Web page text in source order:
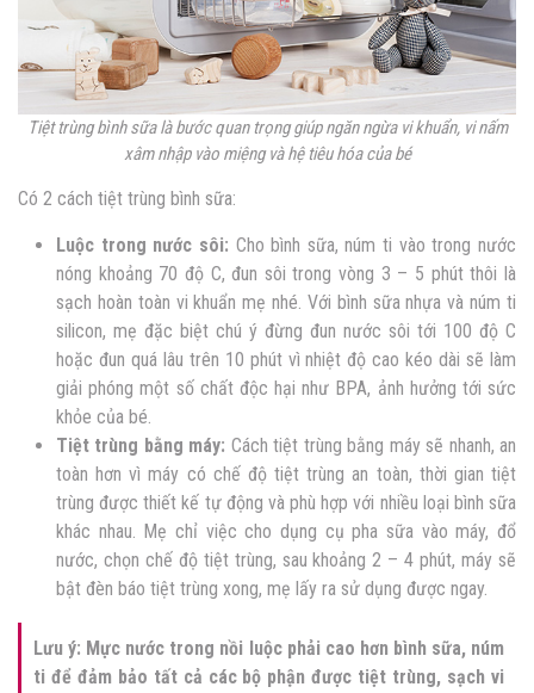
Tiệt trùng bình sữa là bước quan trọng giúp ngăn ngừa vi khuẩn, vi nấm
xâm nhập vào miệng và hệ tiêu hóa của bé
Có 2 cách tiệt trùng bình sữa:
Luộc trong nước sôi: Cho bình sữa, núm ti vào trong nước
nóng khoảng 70 độ C, đun sôi trong vòng 3 – 5 phút thôi là
sạch hoàn toàn vi khuẩn mẹ nhé. Với bình sữa nhựa và núm ti
silicon, mẹ đặc biệt chú ý đừng đun nước sôi tới 100 độ C
hoặc đun quá lâu trên 10 phút vì nhiệt độ cao kéo dài sẽ làm
giải phóng một số chất độc hại như BPA, ảnh hưởng tới sức
khỏe của bé.
Tiệt trùng bằng máy: Cách tiệt trùng bằng máy sẽ nhanh, an
toàn hơn vì máy có chế độ tiệt trùng an toàn, thời gian tiệt
trùng được thiết kế tự động và phù hợp với nhiều loại bình sữa
khác nhau. Mẹ chỉ việc cho dụng cụ pha sữa vào máy, đổ
nước, chọn chế độ tiệt trùng, sau khoảng 2 – 4 phút, máy sẽ
bật đèn báo tiệt trùng xong, mẹ lấy ra sử dụng được ngay.
Lưu ý: Mực nước trong nồi luộc phải cao hơn bình sữa, núm
ti để đảm bảo tất cả các bộ phận được tiệt trùng, sạch vi